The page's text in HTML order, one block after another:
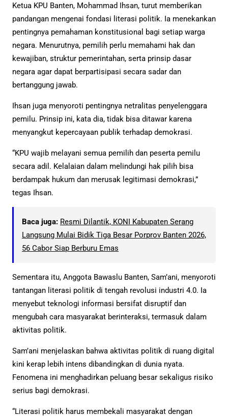
Ketua KPU Banten, Mohammad Ihsan, turut memberikan
pandangan mengenai fondasi literasi politik. Ia menekankan
pentingnya pemahaman konstitusional bagi setiap warga
negara. Menurutnya, pemilih perlu memahami hak dan
kewajiban, struktur pemerintahan, serta prinsip dasar
negara agar dapat berpartisipasi secara sadar dan
bertanggung jawab.
Ihsan juga menyoroti pentingnya netralitas penyelenggara
pemilu. Prinsip ini, kata dia, tidak bisa ditawar karena
menyangkut kepercayaan publik terhadap demokrasi.
“KPU wajib melayani semua pemilih dan peserta pemilu
secara adil. Kelalaian dalam melindungi hak pilih bisa
berdampak hukum dan merusak legitimasi demokrasi,”
tegas Ihsan.
Baca juga: Resmi Dilantik, KONI Kabupaten Serang
Langsung Mulai Bidik Tiga Besar Porprov Banten 2026,
56 Cabor Siap Berburu Emas
Sementara itu, Anggota Bawaslu Banten, Sam’ani, menyoroti
tantangan literasi politik di tengah revolusi industri 4.0. Ia
menyebut teknologi informasi bersifat disruptif dan
mengubah cara masyarakat berinteraksi, termasuk dalam
aktivitas politik.
Sam’ani menjelaskan bahwa aktivitas politik di ruang digital
kini kerap lebih intens dibandingkan di dunia nyata.
Fenomena ini menghadirkan peluang besar sekaligus risiko
serius bagi demokrasi.
“Literasi politik harus membekali masyarakat dengan